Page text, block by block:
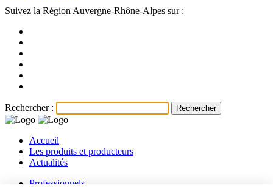
Suivez la Région Auvergne-Rhône-Alpes sur :
Rechercher :
Accueil
Les produits et producteurs
Actualités
Professionnels